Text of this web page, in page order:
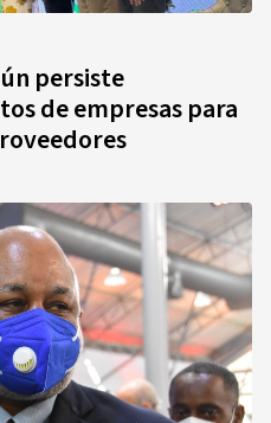
persiste
de empresas para